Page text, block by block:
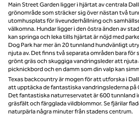
Main Street Garden ligger i hjärtat av centrala
grönområde som sträcker sig över nästan två
utomhusplats för liveunderhållning och
välkomna. Hundar ligger i den östra änden av
kan springa och leka tills hjärtat är nöjd med
Dog Park har mer än 20 tunnland hundvänligt
njuta av. Det finns två separata områden bara för
grönt gräs och skuggiga vandringsleder att njuta
picknickbord och en damm som din valp kan
Texas backcountry är mogen för att utforska i
att upptäcka de fantastiska vandringslederna på
Det fantastiska naturreservatet är 600 tunnland
gräsfält och färgglada vildblommor. Se fjärilar
naturpärla några minuter från stadens centrum.